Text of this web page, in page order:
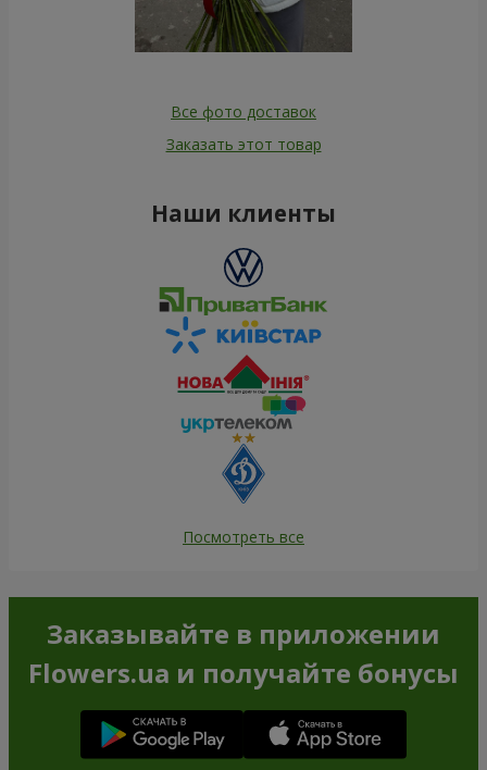
Все фото доставок
Заказать этот товар
Наши клиенты
Посмотреть все
Заказывайте в приложении
Flowers.ua и получайте бонусы